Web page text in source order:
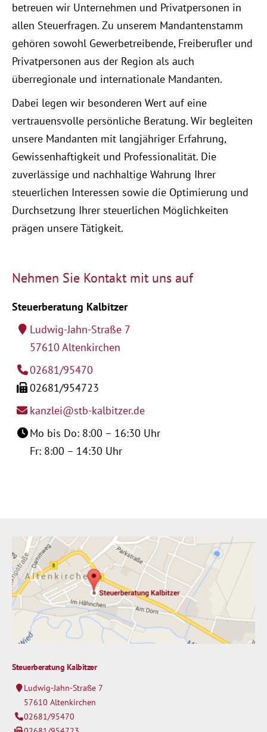
betreuen wir Unternehmen und Privatpersonen in
allen Steuerfragen. Zu unserem Mandantenstamm
gehören sowohl Gewerbetreibende, Freiberufler und
Privatpersonen aus der Region als auch
überregionale und internationale Mandanten.
Dabei legen wir besonderen Wert auf eine
vertrauensvolle persönliche Beratung. Wir begleiten
unsere Mandanten mit langjähriger Erfahrung,
Gewissenhaftigkeit und Professionalität. Die
zuverlässige und nachhaltige Wahrung Ihrer
steuerlichen Interessen sowie die Optimierung und
Durchsetzung Ihrer steuerlichen Möglichkeiten
prägen unsere Tätigkeit.
Nehmen Sie Kontakt mit uns auf
Steuerberatung Kalbitzer
Ludwig-Jahn-Straße 7
57610 Altenkirchen
02681/95470
02681/954723
kanzlei@stb-kalbitzer.de
Mo bis Do: 8:00 – 16:30 Uhr
Fr: 8:00 – 14:30 Uhr
Steuerberatung Kalbitzer
Ludwig-Jahn-Straße 7
57610 Altenkirchen
02681/95470